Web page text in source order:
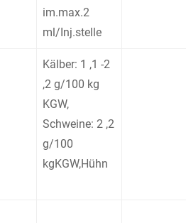
im.max.2
ml/Inj.stelle
Kälber: 1 ,1 -2
,2 g/100 kg
KGW,
Schweine: 2 ,2
g/100
kgKGW,Hühn